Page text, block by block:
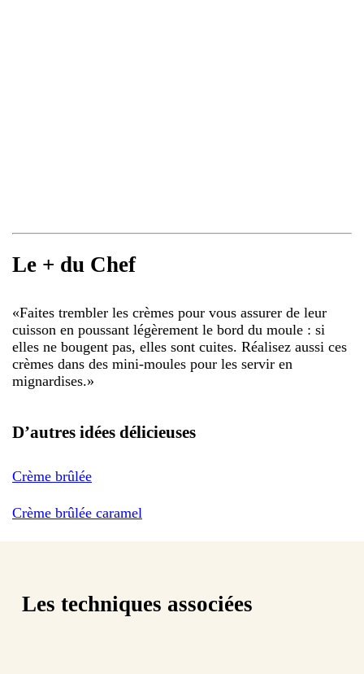
Le + du Chef
«Faites trembler les crèmes pour vous assurer de leur
cuisson en poussant légèrement le bord du moule : si
elles ne bougent pas, elles sont cuites. Réalisez aussi ces
crèmes dans des mini-moules pour les servir en
mignardises.»
D’autres idées délicieuses
Crème brûlée
Crème brûlée caramel
Les techniques associées